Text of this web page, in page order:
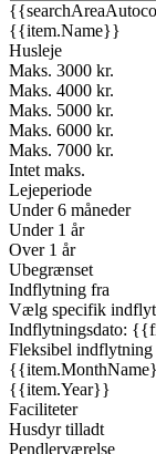
{{item.Name}}
Husleje
Maks. 3000 kr.
Maks. 4000 kr.
Maks. 5000 kr.
Maks. 6000 kr.
Maks. 7000 kr.
Intet maks.
Lejeperiode
Under 6 måneder
Under 1 år
Over 1 år
Ubegrænset
Indflytning fra
Vælg specifik
Indflytningsdato:
Fleksibel indflytning
{{item.Year}}
Faciliteter
Husdyr tilladt
Pendlerværelse